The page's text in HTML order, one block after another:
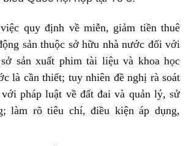
quy định về miễn, giảm tiền thuê
sản thuộc sở hữu nhà nước đối với
sản xuất phim tài liệu và khoa học
là cần thiết; tuy nhiên đề nghị rà soát
pháp luật về đất đai và quản lý, sử
làm rõ tiêu chí, điều kiện áp dụng,